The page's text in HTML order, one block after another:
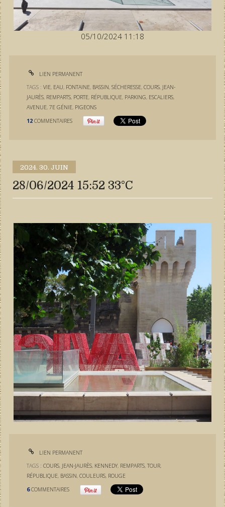
05/10/2024 11:18
LIEN PERMANENT
TAGS :VIE, EAU, FONTAINE, BASSIN,SÉCHERESSE,COURS, JEAN-
JAURÈS, REMPARTS, PORTE, RÉPUBLIQUE, PARKING, ESCALIERS,
AVENUE,7E GÉNIE, PIGEONS
12 COMMENTAIRES
2024. 30. JUIN
28/06/2024 15:52 33°C
LIEN PERMANENT
TAGS :COURS, JEAN-JAURÈS, KENNEDY, REMPARTS,TOUR,
RÉPUBLIQUE, BASSIN,COULEURS, ROUGE
6 COMMENTAIRES